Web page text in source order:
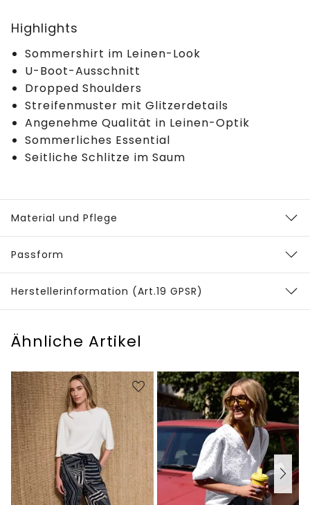
Highlights
Sommershirt im Leinen-Look
U-Boot-Ausschnitt
Dropped Shoulders
Streifenmuster mit Glitzerdetails
Angenehme Qualität in Leinen-Optik
Sommerliches Essential
Seitliche Schlitze im Saum
Material und Pflege
Passform
Herstellerinformation (Art.19 GPSR)
Ähnliche Artikel